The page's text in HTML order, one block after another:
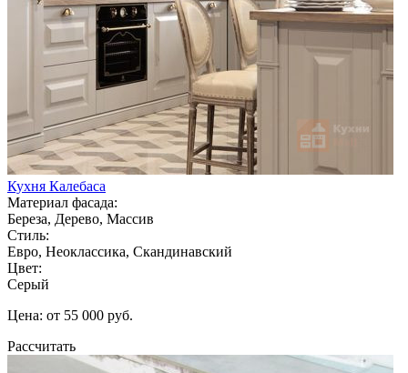
Кухня Калебаса
Материал фасада:
Береза, Дерево, Массив
Стиль:
Евро, Неоклассика, Скандинавский
Цвет:
Серый
Цена: от 55 000 руб.
Рассчитать